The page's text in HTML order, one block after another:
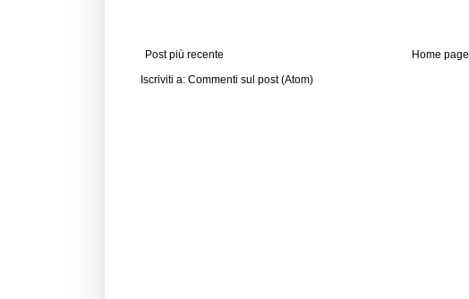
Post più recente
Home page
Iscriviti a: Commenti sul post (Atom)